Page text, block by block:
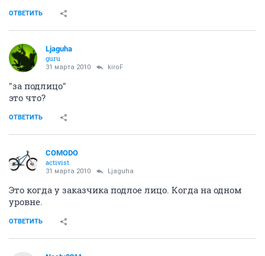
ОТВЕТИТЬ
Ljaguha
guru
31 марта 2010 kiroF
"за подлицо"
это что?
ОТВЕТИТЬ
COMODO
activist
31 марта 2010 Ljaguha
Это когда у заказчика подлое лицо. Когда на одном
уровне.
ОТВЕТИТЬ